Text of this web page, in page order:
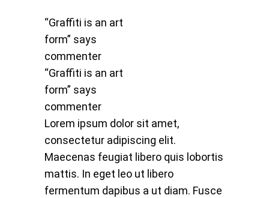
“Graffiti is an art
form” says
commenter
“Graffiti is an art
form” says
commenter
Lorem ipsum dolor sit amet,
consectetur adipiscing elit.
Maecenas feugiat libero quis lobortis
mattis. In eget leo ut libero
fermentum dapibus a ut diam. Fusce